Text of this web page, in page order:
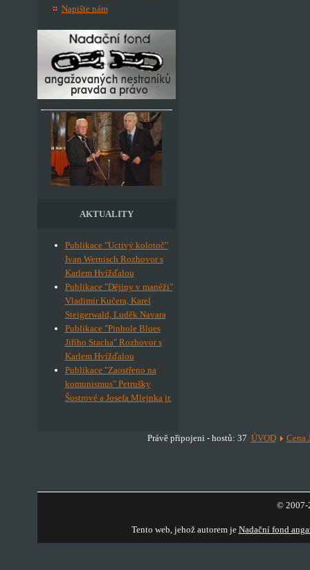
Napište nám
AKTUALITY
Publikace "Uctivý kolotoč"
Ivan Wernisch Rozhovor s
Karlem Hvížďalou
Publikace "Dějiny v manéži"
Vladimír Kučera, Karel
Steigerwald, Luděk Navara
Publikace "Pinhole Blues
Jiřího Stacha" Rozhovor s
Karlem Hvížďalou
Publikace "Zaostřeno na
komunismus" Petrušky
Šustrové a Josefa Mlejnka jr.
Právě připojeni - hostů: 37 ÚVOD Cena
© 2007-
Tento web, jehož autorem je Nadační fond